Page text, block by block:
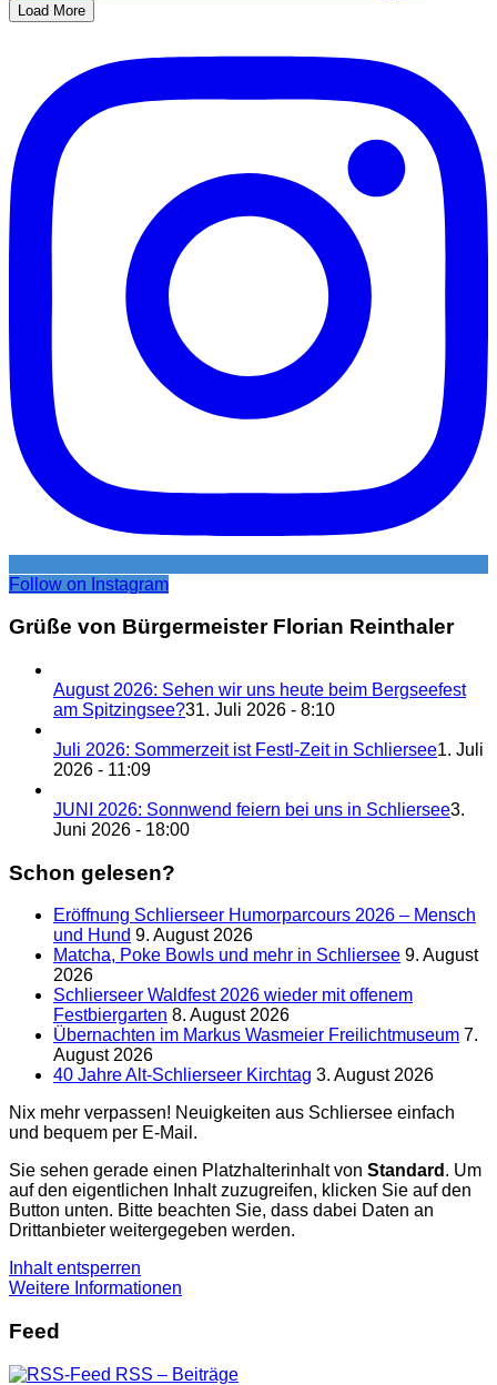
Load More
Follow on Instagram
Grüße von Bürgermeister Florian Reinthaler
August 2026: Sehen wir uns heute beim Bergseefest
am Spitzingsee?31. Juli 2026 - 8:10
Juli 2026: Sommerzeit ist Festl-Zeit in Schliersee1. Juli
2026 - 11:09
JUNI 2026: Sonnwend feiern bei uns in Schliersee3.
Juni 2026 - 18:00
Schon gelesen?
Eröffnung Schlierseer Humorparcours 2026 – Mensch
und Hund 9. August 2026
Matcha, Poke Bowls und mehr in Schliersee 9. August
2026
Schlierseer Waldfest 2026 wieder mit offenem
Festbiergarten 8. August 2026
Übernachten im Markus Wasmeier Freilichtmuseum 7.
August 2026
40 Jahre Alt-Schlierseer Kirchtag 3. August 2026
Nix mehr verpassen! Neuigkeiten aus Schliersee einfach
und bequem per E-Mail.
Sie sehen gerade einen Platzhalterinhalt von Standard . Um
auf den eigentlichen Inhalt zuzugreifen, klicken Sie auf den
Button unten. Bitte beachten Sie, dass dabei Daten an
Drittanbieter weitergegeben werden.
Inhalt entsperren
Weitere Informationen
Feed
RSS – Beiträge